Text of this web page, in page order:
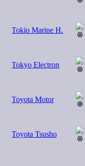
Tokio Marine H.
Tokyo Electron
Toyota Motor
Toyota Tsusho